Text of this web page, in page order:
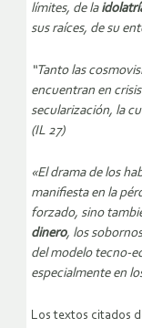
límites, de la
sus raíces, de su
“Tanto las
encuentran en
secularización, la
(IL 27)
«El drama de los
manifiesta en la
forzado, sino
dinero, los
del modelo tecno-
especialmente en
Los textos citados